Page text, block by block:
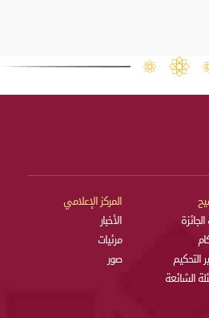
التحكيم
الشائعة
المركز الإعلامي
الأخبار
مرئيات
صور